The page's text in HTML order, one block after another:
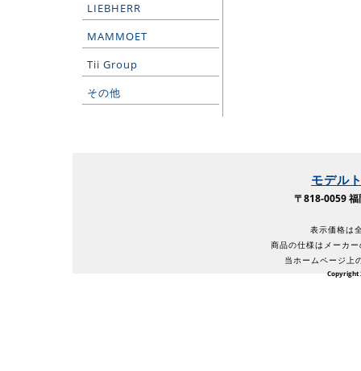
LIEBHERR
MAMMOET
Tii Group
その他
モデル
〒818-0059
表示価格は
商品の仕様はメーカ
当ホームページ上
Copyright